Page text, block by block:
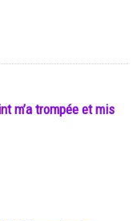
m’a trompée et mis